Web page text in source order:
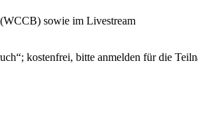
sowie im Livestream
kostenfrei, bitte anmelden für die